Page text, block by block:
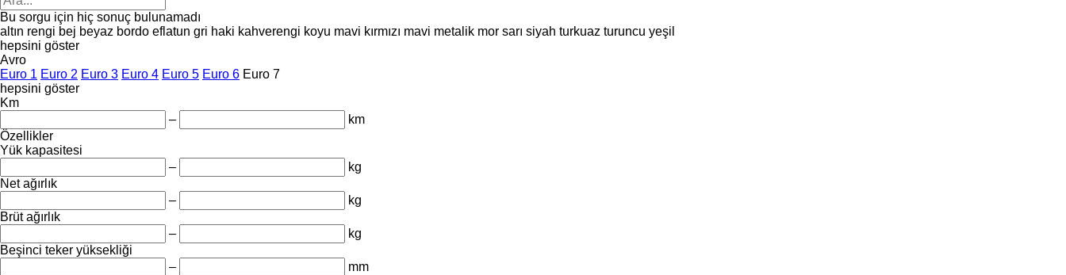
Bu sorgu için hiç sonuç bulunamadı
altın rengi bej beyaz bordo eflatun gri haki kahverengi koyu mavi kırmızı mavi metalik mor sarı siyah turkuaz turuncu yeşil
hepsini göster
Avro
Euro 1 Euro 2 Euro 3 Euro 4 Euro 5 Euro 6 Euro 7
hepsini göster
Km
–
km
Özellikler
Yük kapasitesi
–
kg
Net ağırlık
–
kg
Brüt ağırlık
–
kg
Beşinci teker yüksekliği
–
mm